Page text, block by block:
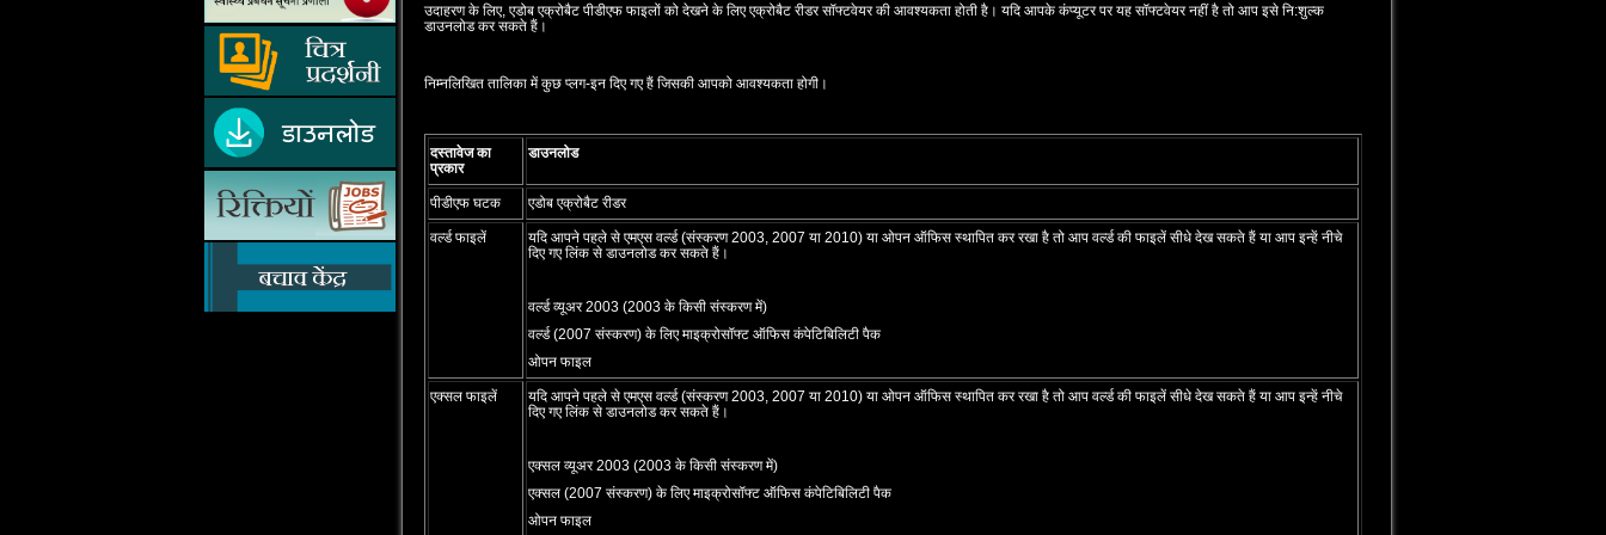
उदाहरण के लिए, एडोब एक्रोबैट पीडीएफ फाइलों को देखने के लिए एक्रोबैट रीडर सॉफ्टवेयर की आवश्‍यकता होती है। यदि आपके कंप्‍यूटर पर यह सॉफ्टवेयर नहीं है तो आप इसे नि:शुल्‍क
डाउनलोड कर सकते हैं।
निम्‍नलिखित तालिका में कुछ प्‍लग-इन दिए गए हैं जिसकी आपको आवश्‍यकता होगी।
दस्‍तावेज का
प्रकार
डाउनलोड
पीडीएफ घटक एडोब एक्रोबैट रीडर
वर्ल्‍ड फाइलें
यदि आपने पहले से एमएस वर्ल्‍ड (संस्‍करण 2003, 2007 या 2010) या ओपन ऑफिस स्‍थापित कर रखा है तो आप वर्ल्‍ड की फाइलें सीधे देख सकते हैं या आप इन्‍हें नीचे
दिए गए लिंक से डाउनलोड कर सकते हैं।
वर्ल्‍ड व्‍यूअर 2003 (2003 के किसी संस्‍करण में)
वर्ल्‍ड (2007 संस्‍करण) के लिए माइक्रोसॉफ्ट ऑफिस कंपेटिबिलिटी पैक
ओपन फाइल
एक्‍सल फाइलें
यदि आपने पहले से एमएस वर्ल्‍ड (संस्‍करण 2003, 2007 या 2010) या ओपन ऑफिस स्‍थापित कर रखा है तो आप वर्ल्‍ड की फाइलें सीधे देख सकते हैं या आप इन्‍हें नीचे
दिए गए लिंक से डाउनलोड कर सकते हैं।
एक्‍सल व्‍यूअर 2003 (2003 के किसी संस्‍करण में)
एक्‍सल (2007 संस्‍करण) के लिए माइक्रोसॉफ्ट ऑफिस कंपेटिबिलिटी पैक
ओपन फाइल